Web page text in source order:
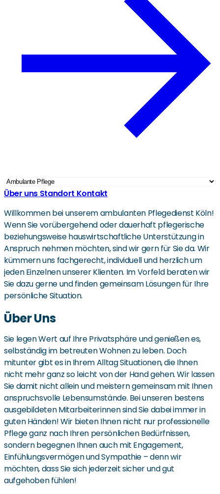
Über uns Standort Kontakt
Willkommen bei unserem ambulanten Pflegedienst Köln!
Wenn Sie vorübergehend oder dauerhaft pflegerische
beziehungsweise hauswirtschaftliche Unterstützung in
Anspruch nehmen möchten, sind wir gern für Sie da. Wir
kümmern uns fachgerecht, individuell und herzlich um
jeden Einzelnen unserer Klienten. Im Vorfeld beraten wir
Sie dazu gerne und finden gemeinsam Lösungen für Ihre
persönliche Situation.
Über Uns
Sie legen Wert auf Ihre Privatsphäre und genießen es,
selbständig im betreuten Wohnen zu leben. Doch
mitunter gibt es in Ihrem Alltag Situationen, die Ihnen
nicht mehr ganz so leicht von der Hand gehen. Wir lassen
Sie damit nicht allein und meistern gemeinsam mit Ihnen
anspruchsvolle Lebensumstände. Bei unseren bestens
ausgebildeten Mitarbeiterinnen sind Sie dabei immer in
guten Händen! Wir bieten Ihnen nicht nur professionelle
Pflege ganz nach Ihren persönlichen Bedürfnissen,
sondern begegnen Ihnen auch mit Engagement,
Einfühlungsvermögen und Sympathie – denn wir
möchten, dass Sie sich jederzeit sicher und gut
aufgehoben fühlen!